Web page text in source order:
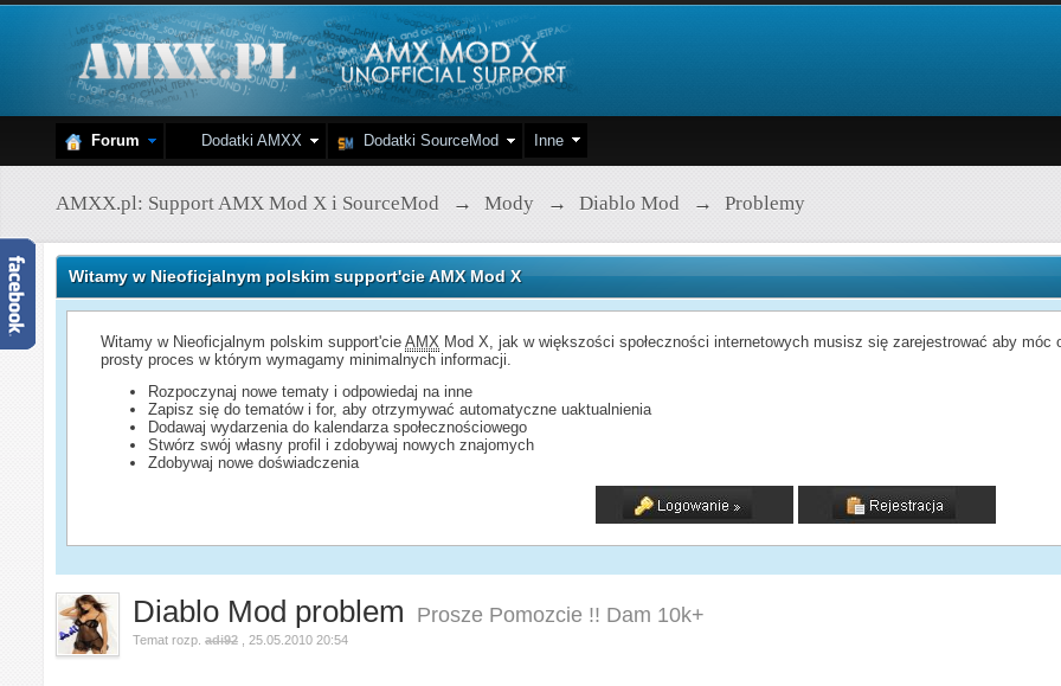
Forum Dodatki AMXX Dodatki SourceMod Inne
AMXX.pl: Support AMX Mod X i SourceMod → Mody → Diablo Mod → Problemy
Witamy w Nieoficjalnym polskim support'cie AMX Mod X
Witamy w Nieoficjalnym polskim support'cieAMX Mod X, jak w większości społeczności internetowych musisz się zarejestrować aby
prosty proces w którym wymagamy minimalnych informacji.
Rozpoczynaj nowe tematy i odpowiedaj na inne
Zapisz się do tematów i for, aby otrzymywać automatyczne uaktualnienia
Dodawaj wydarzenia do kalendarza społecznościowego
Stwórz swój własny profil i zdobywaj nowych znajomych
Zdobywaj nowe doświadczenia
Diablo Mod problem Prosze Pomozcie !! Dam 10k+
Temat rozp.adi92 25.05.2010 20:54